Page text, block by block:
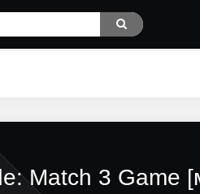
Match 3 Game